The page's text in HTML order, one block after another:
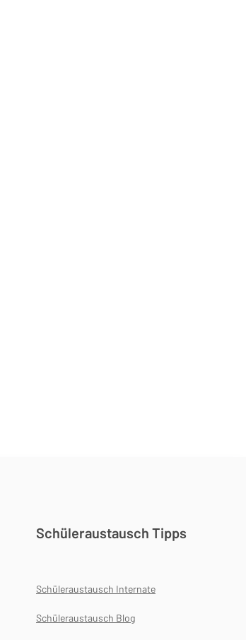
Schüleraustausch Tipps
Schüleraustausch Internate
Schüleraustausch Blog